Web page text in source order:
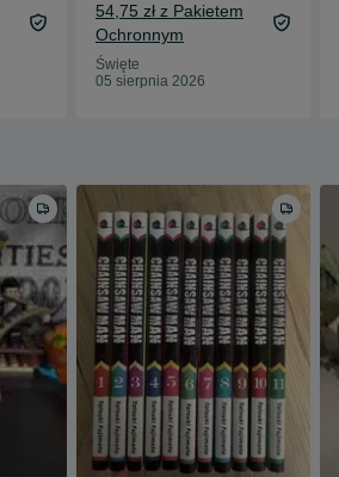
54,75 zł z Pakietem
Ochronnym
Święte
05 sierpnia 2026